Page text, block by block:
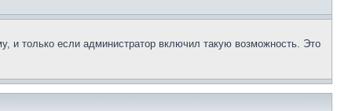
и только если администратор включил такую возможность. Это